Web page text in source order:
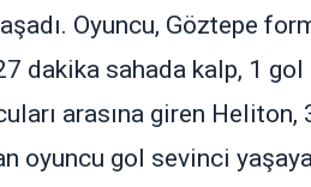
Oyuncu, Göztepe
dakika sahada kalp, 1 gol
arasına giren Heliton,
oyuncu gol sevinci